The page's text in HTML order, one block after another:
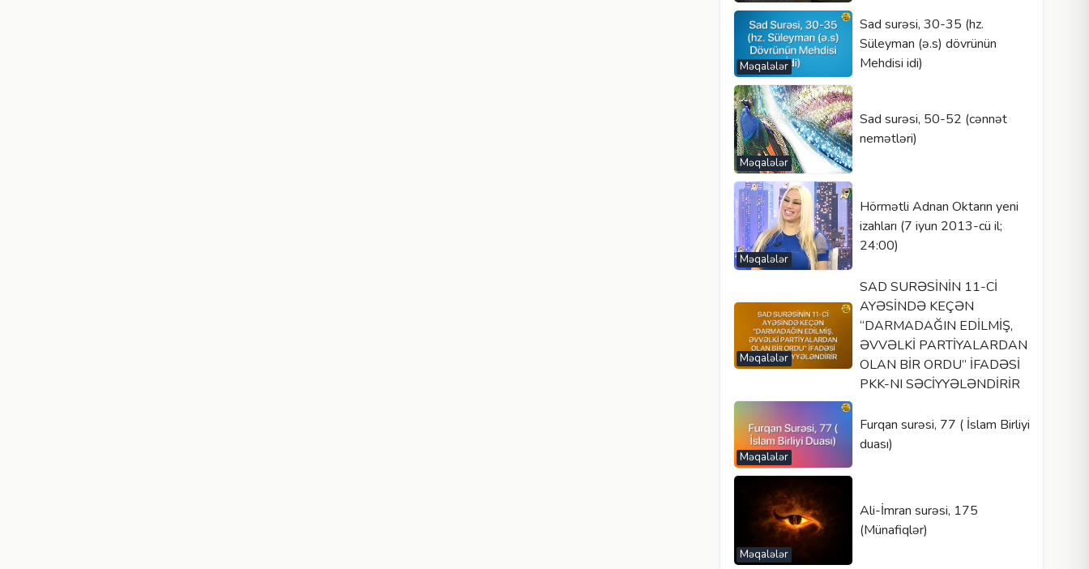
Məqalələr
Sad surəsi, 30-35 (hz.
Süleyman (ə.s) dövrünün
Mehdisi idi)
Məqalələr
Sad surəsi, 50-52 (cənnət
nemətləri)
Məqalələr
Hörmətli Adnan Oktarın yeni
izahları (7 iyun 2013-cü il;
24:00)
Məqalələr
SAD SURƏSİNİN 11-Cİ
AYƏSİNDƏ KEÇƏN
“DARMADAĞIN EDİLMİŞ,
ƏVVƏLKİ PARTİYALARDAN
OLAN BİR ORDU” İFADƏSİ
PKK-NI SƏCİYYƏLƏNDİRİR
Məqalələr
Furqan surəsi, 77 ( İslam Birliyi
duası)
Məqalələr
Ali-İmran surəsi, 175
(Münafiqlər)